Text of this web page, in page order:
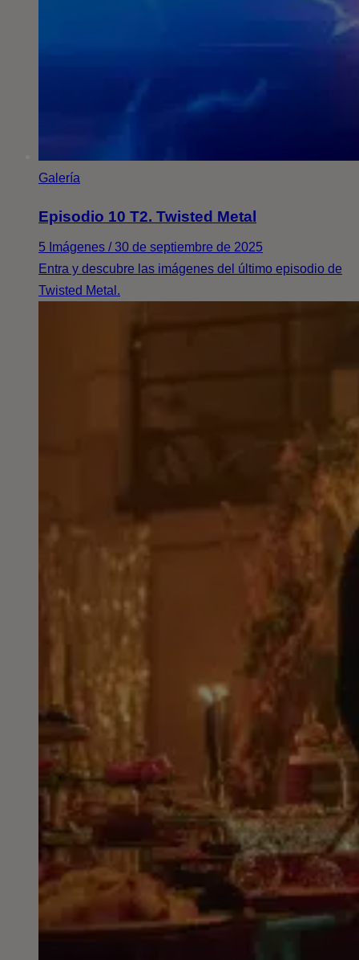
Galería
Episodio 10 T2. Twisted Metal
5 Imágenes / 30 de septiembre de 2025
Entra y descubre las imágenes del último episodio de
Twisted Metal.